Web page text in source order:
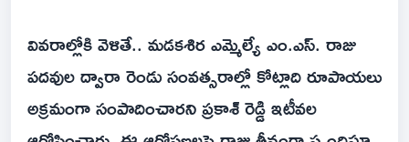
వివరాల్లోకి వెళితే.. మడకశిర ఎమ్మెల్యే ఎం.ఎస్. రాజు
పదవుల ద్వారా రెండు సంవత్సరాల్లో కోట్లాది రూపాయలు
అక్రమంగా సంపాదించారని ప్రకాశ్ రెడ్డి ఇటీవల